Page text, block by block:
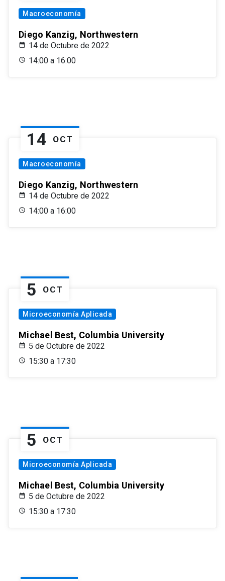
Macroeconomía
Diego Kanzig, Northwestern
14 de Octubre de 2022
14:00 a 16:00
14 OCT
Macroeconomía
Diego Kanzig, Northwestern
14 de Octubre de 2022
14:00 a 16:00
5 OCT
Microeconomía Aplicada
Michael Best, Columbia University
5 de Octubre de 2022
15:30 a 17:30
5 OCT
Microeconomía Aplicada
Michael Best, Columbia University
5 de Octubre de 2022
15:30 a 17:30